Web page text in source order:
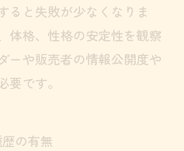
ると失敗が少なくなりま
体格、性格の安定性を観察
ーや販売者の情報公開度や
です。
の有無